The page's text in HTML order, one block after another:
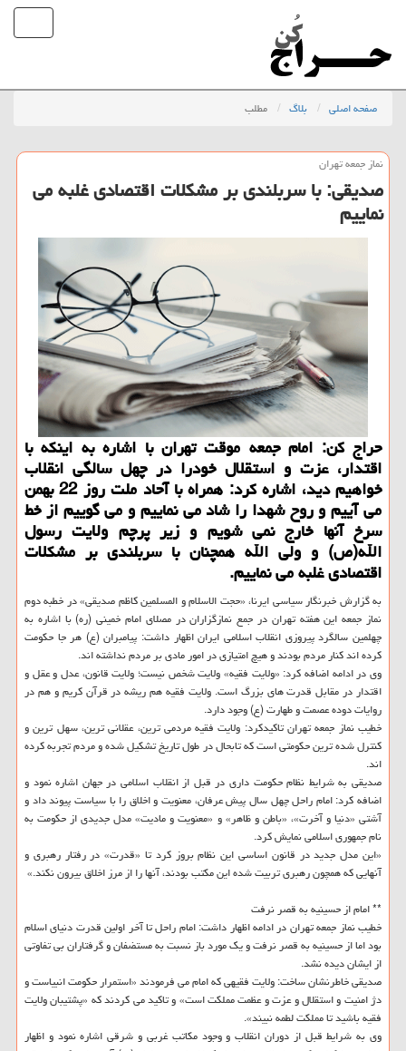
صفحه اصلی بلاگ مطلب
نماز جمعه تهران
صدیقی: با سربلندی بر مشكلات اقتصادی غلبه می
نماییم
حراج كن: امام جمعه موقت تهران با اشاره به اینكه با
اقتدار، عزت و استقلال خودرا در چهل سالگی انقلاب
خواهیم دید، اشاره كرد: همراه با آحاد ملت روز 22 بهمن
می آییم و روح شهدا را شاد می نماییم و می گوییم از خط
سرخ آنها خارج نمی شویم و زیر پرچم ولایت رسول
الله(ص) و ولی الله همچنان با سربلندی بر مشكلات
اقتصادی غلبه می نماییم.
به گزارش خبرنگار سیاسی ایرنا، «حجت الاسلام و المسلمین كاظم صدیقی» در خطبه دوم
نماز جمعه این هفته تهران در جمع نمازگزاران در مصلای امام خمینی (ره) با اشاره به
چهلمین سالگرد پیروزی انقلاب اسلامی ایران اظهار داشت: پیامبران (ع) هر جا حكومت
كرده اند كنار مردم بودند و هیچ امتیازی در امور مادی بر مردم نداشته اند.
وی در ادامه اضافه كرد: «ولایت فقیه» ولایت شخص نیست؛ ولایت قانون، عدل و عقل و
اقتدار در مقابل قدرت های بزرگ است. ولایت فقیه هم ریشه در قرآن كریم و هم در
روایات دوده عصمت و طهارت (ع) وجود دارد.
خطیب نماز جمعه تهران تاكیدكرد: ولایت فقیه مردمی ترین، عقلانی ترین، سهل ترین و
كنترل شده ترین حكومتی است كه تابحال در طول تاریخ تشكیل شده و مردم تجربه كرده
اند.
صدیقی به شرایط نظام حكومت داری در قبل از انقلاب اسلامی در جهان اشاره نمود و
اضافه كرد: امام راحل چهل سال پیش عرفان، معنویت و اخلاق را با سیاست پیوند داد و
آشتی «دنیا و آخرت»، «باطن و ظاهر» و «معنویت و مادیت» مدل جدیدی از حكومت به
نام جمهوری اسلامی نمایش كرد.
«این مدل جدید در قانون اساسی این نظام بروز كرد تا «قدرت» در رفتار رهبری و
آنهایی كه همچون رهبری تربیت شده این مكتب بودند، آنها را از مرز اخلاق بیرون نكند.»
** امام از حسینیه به قصر نرفت
خطیب نماز جمعه تهران در ادامه اظهار داشت: امام راحل تا آخر اولین قدرت دنیای اسلام
بود اما از حسینیه به قصر نرفت و یك مورد باز نسبت به مستضفان و گرفتاران بی تفاوتی
از ایشان دیده نشد.
صدیقی خاطرنشان ساخت: ولایت فقیهی كه امام می فرمودند «استمرار حكومت انبیاست و
دژ امنیت و استقلال و عزت و عظمت مملكت است» و تاكید می كردند كه «پشتیبان ولایت
فقیه باشید تا مملكت لطمه نبیند».
وی به شرایط قبل از دوران انقلاب و وجود مكاتب غربی و شرقی اشاره نمود و اظهار